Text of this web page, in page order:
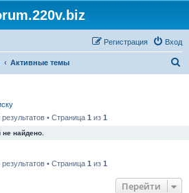
Вход
Регистрация
Активные темы
• Страница 1 из 1
найдено.
• Страница 1 из 1
Перейти